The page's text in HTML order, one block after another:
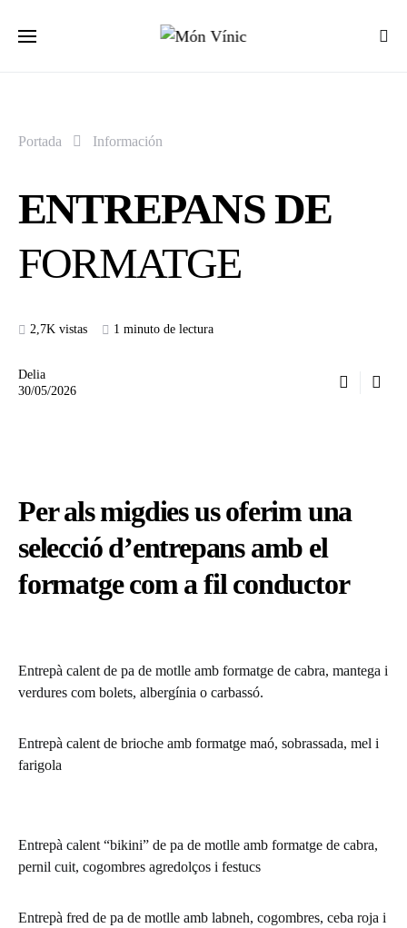
Portada Información
ENTREPANS DE
FORMATGE
2,7K vistas 1 minuto de lectura
Delia
30/05/2026
Per als migdies us oferim una
selecció d’entrepans amb el
formatge com a fil conductor
Entrepà calent de pa de motlle amb formatge de cabra, mantega i
verdures com bolets, albergínia o carbassó.
Entrepà calent de brioche amb formatge maó, sobrassada, mel i
farigola
Entrepà calent “bikini” de pa de motlle amb formatge de cabra,
pernil cuit, cogombres agredolços i festucs
Entrepà fred de pa de motlle amb labneh, cogombres, ceba roja i